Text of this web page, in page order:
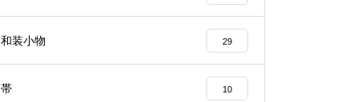
和装小物 29
帯 10